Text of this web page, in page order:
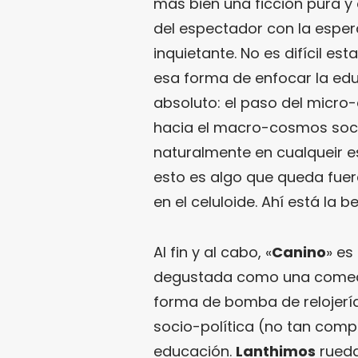
del espectador con la
inquietante. No es difícil
esa forma de enfocar la
absoluto: el paso del
hacia el macro-cosmos
naturalmente en cualqueir
esto es algo que queda
en el celuloide. Ahí está la
Al fin y al cabo, «Canino»
degustada como una
forma de bomba de
socio-política (no tan
educación. Lanthimos